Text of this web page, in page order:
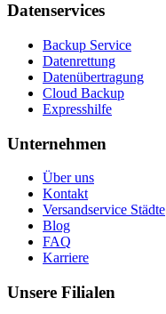
Datenservices
Backup Service
Datenrettung
Datenübertragung
Cloud Backup
Expresshilfe
Unternehmen
Über uns
Kontakt
Versandservice Städte
Blog
FAQ
Karriere
Unsere Filialen